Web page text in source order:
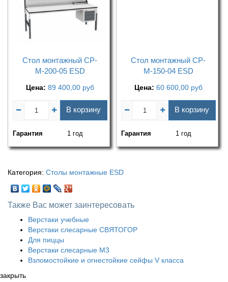
Стол монтажный СР-
М-200-05 ESD
Цена: 89 400,00 руб
В корзину
Гарантия 1 год
Стол монтажный СР-
М-150-04 ESD
Цена: 60 600,00 руб
В корзину
Гарантия 1 год
Категория: Столы монтажные ESD
Также Вас может заинтересовать
Верстаки учебные
Верстаки слесарные СВЯТОГОР
Для пиццы
Верстаки слесарные М3
Взломостойкие и огнестойкие сейфы V класса
закрыть